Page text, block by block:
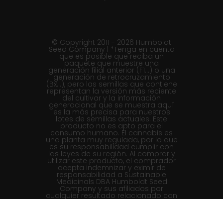
© Copyright 2011 - 2026 Humboldt
Seed Company | *Tenga en cuenta
que es posible que reciba un
paquete que muestre una
generación filial anterior (F1...) o una
generación de retrocruzamiento
(Bx...), pero las semillas que contiene
representan la versión más reciente
del cultivar y la información
generacional que se muestra aquí
es la más precisa para nuestros
lotes de semillas actuales. Este
producto no es apto para el
consumo humano. El cannabis es
una planta muy regulada, por lo que
es su responsabilidad cumplir con
las leyes de su región. Al comprar y
utilizar este producto, el comprador
acepta indemnizar y eximir de
responsabilidad a Sustainable
Medicinals DBA Humboldt Seed
Company y sus afiliados por
cualquier resultado relacionado con